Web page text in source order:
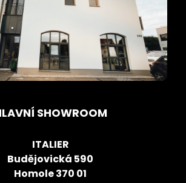
SHOWROOM
ITALIER
Budějovická 590
Homole 370 01